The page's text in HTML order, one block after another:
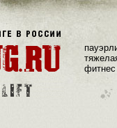
фитнес